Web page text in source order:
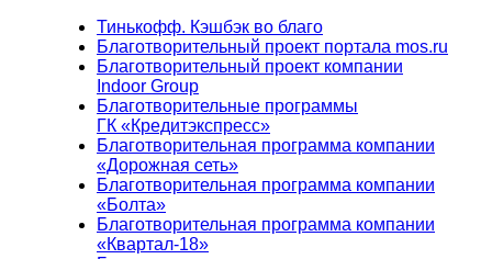
Тинькофф. Кэшбэк во благо
Благотворительный проект портала mos.ru
Благотворительный проект компании
Indoor Group
Благотворительные программы
ГК «Кредитэкспресс»
Благотворительная программа компании
«Дорожная сеть»
Благотворительная программа компании
«Болта»
Благотворительная программа компании
«Квартал-18»